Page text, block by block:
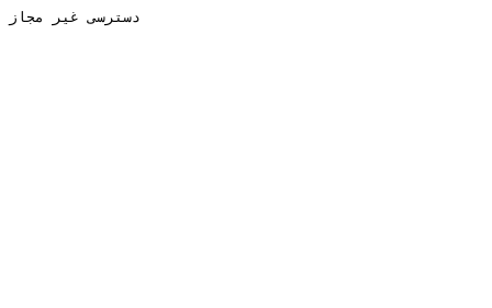
دسترسی غیر مجاز